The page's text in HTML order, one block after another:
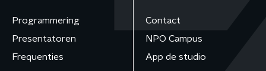
Programmering
Presentatoren
Frequenties
Contact
NPO Campus
App de studio